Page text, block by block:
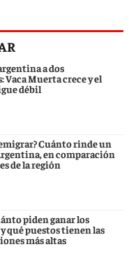
a dos
Vaca Muerta crece y el
débil
Cuánto rinde un
en comparación
de la región
piden ganar los
qué puestos tienen las
más altas